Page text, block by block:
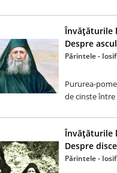
Învăţăturile
Despre
Părintele -
Pururea-
de cinste
Învăţăturile
Despre
Părintele -